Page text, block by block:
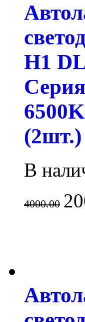
H1
6500K
(2шт.)
В
4000.00